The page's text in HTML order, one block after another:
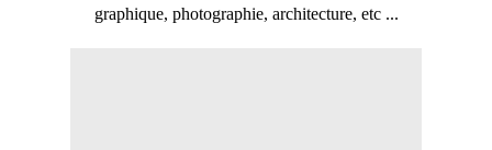
graphique, photographie, architecture, etc ...